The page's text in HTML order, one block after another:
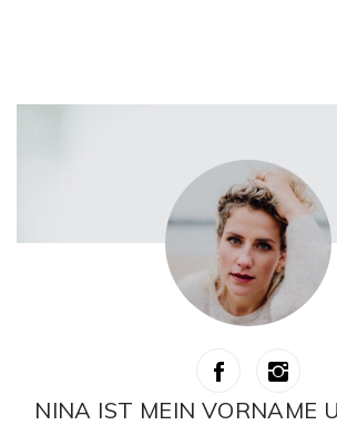
NINA IST MEIN VORNAME